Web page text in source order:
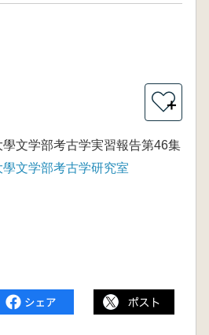
＋
學文学部考古学実習報告第46集
學文学部考古学研究室